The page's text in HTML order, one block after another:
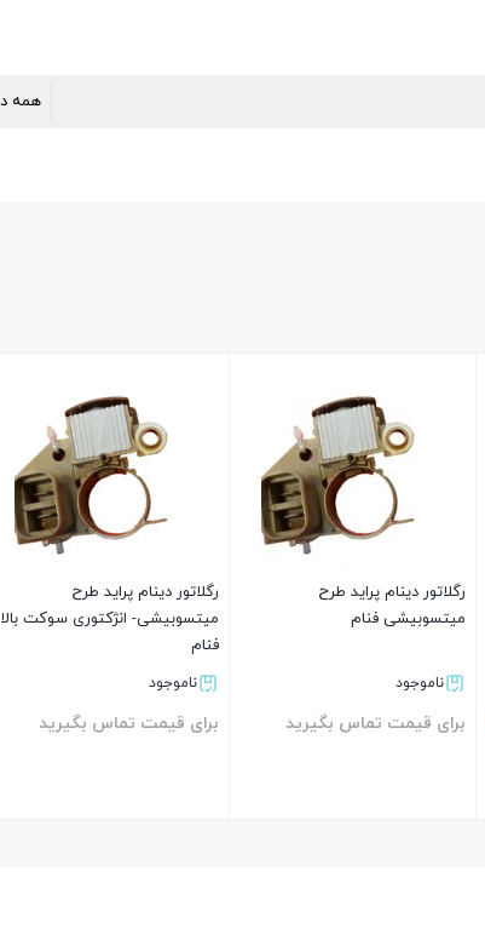
رگلاتور دینام پراید طرح
میتسوبیشی فنام
ناموجود
برای قیمت تماس بگیرید
رگلاتور دینام پراید طرح
میتسوبیشی- انژکتوری سوکت بالا
فنام
ناموجود
برای قیمت تماس بگیرید